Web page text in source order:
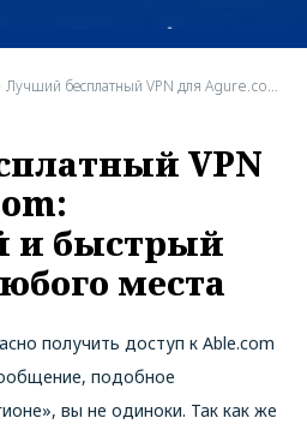
Лучший бесплатный VPN для Agure.com: безопасный и быстрый доступ из любого места
VPN
и быстрый
места
получить доступ к Able.com
подобное
вы не одиноки. Так как же